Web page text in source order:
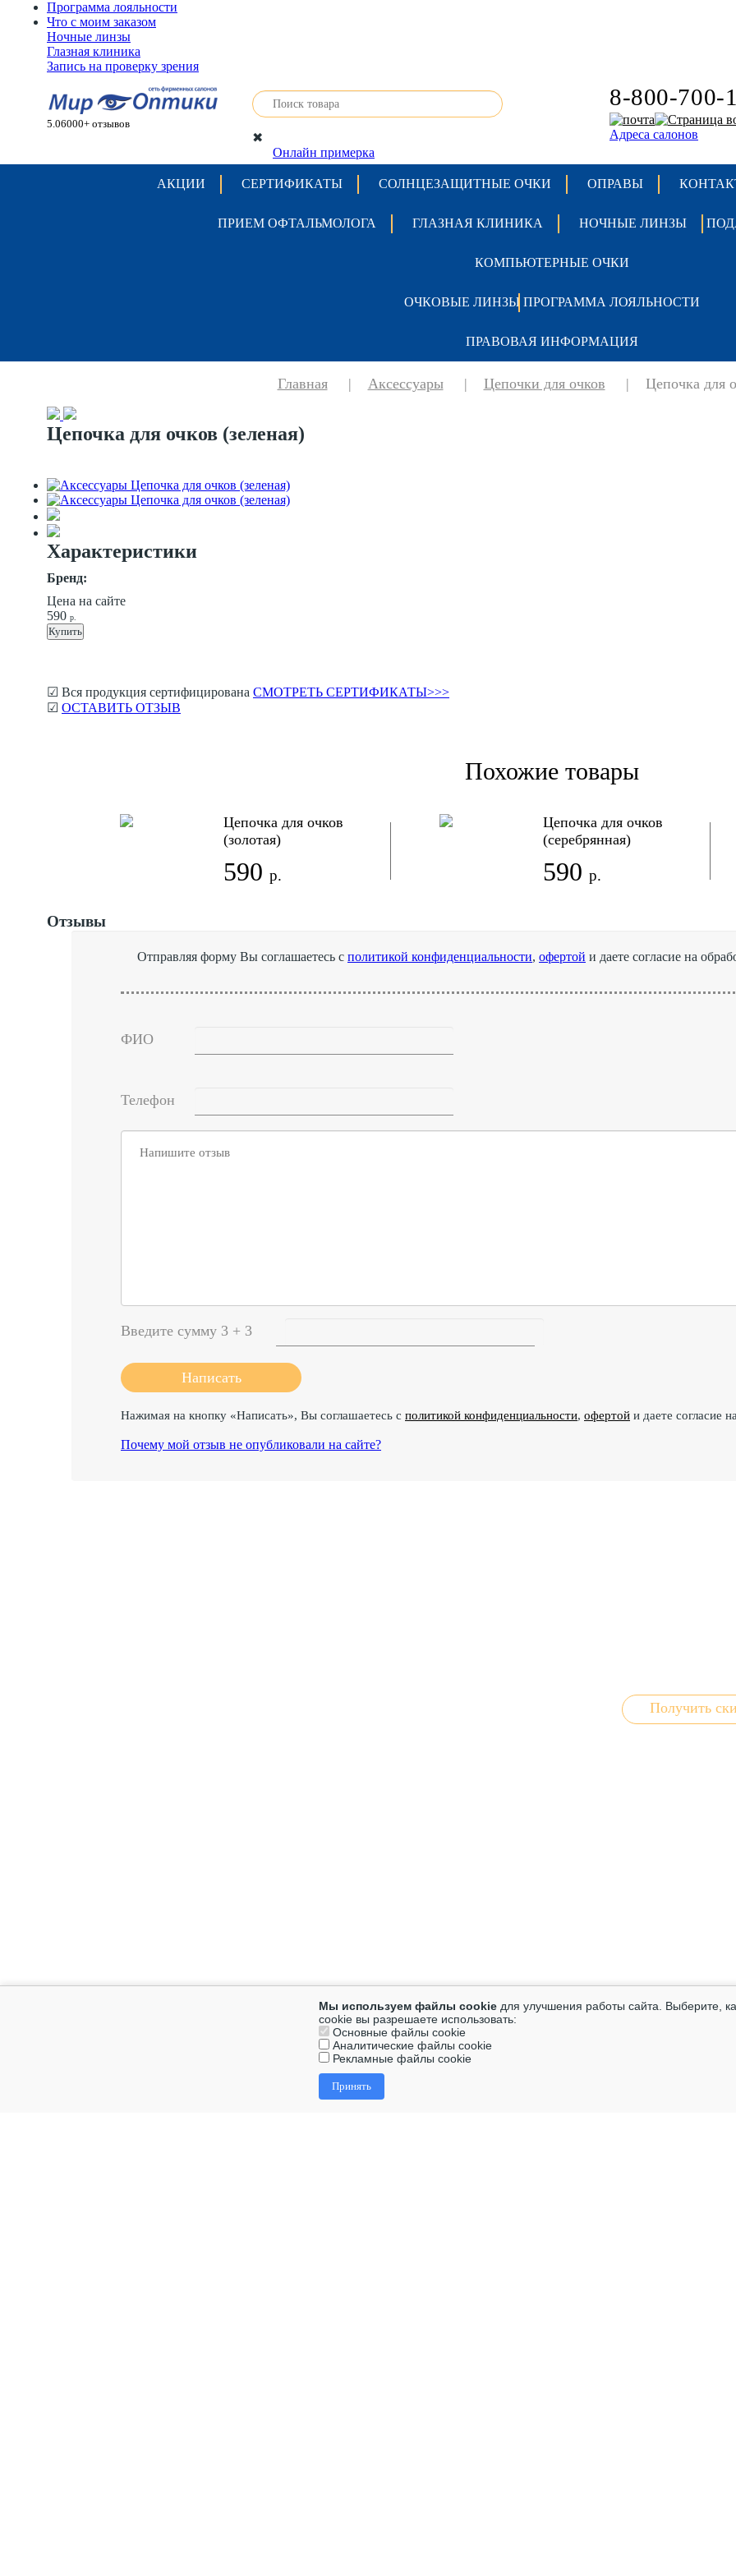
Программа лояльности
Что с моим заказом
Ночные линзы
Глазная клиника
Запись на проверку зрения
5.06000+ отзывов
✖
Онлайн примерка
8-800-700-
Адреса салонов
АКЦИИ СЕРТИФИКАТЫ СОЛНЦЕЗАЩИТНЫЕ ОЧКИ ОПРАВЫ
ПРИЕМ ОФТАЛЬМОЛОГА ГЛАЗНАЯ КЛИНИКА НОЧНЫЕ ЛИНЗЫ
КОМПЬЮТЕРНЫЕ ОЧКИ
ОЧКОВЫЕ ЛИНЗЫ ПРОГРАММА ЛОЯЛЬНОСТИ
ПРАВОВАЯ ИНФОРМАЦИЯ
Главная | Аксессуары | Цепочки для очков | Цепочка для
Цепочка для очков (зеленая)
Характеристики
Бренд:
Цена на сайте
590 р.
Купить
☑ Вся продукция сертифицирована СМОТРЕТЬ СЕРТИФИКАТЫ>>>
☑ ОСТАВИТЬ ОТЗЫВ
Похожие товары
Цепочка для очков
(золотая)
590 р.
Цепочка для очков
(серебрянная)
590 р.
Отзывы
Отправляя форму Вы соглашаетесь с политикой конфиденциальности, офертой и даете согласие на
ФИО
Телефон
Введите сумму 3 + 3
Нажимая на кнопку «Написать», Вы соглашаетесь с политикой конфиденциальности, офертой и даете согласие
Почему мой отзыв не опубликовали на сайте?
Получить
Мы используем файлы cookie для улучшения работы сайта. Выберите,
cookie вы разрешаете использовать:
Основные файлы cookie
Аналитические файлы cookie
Рекламные файлы cookie
Принять